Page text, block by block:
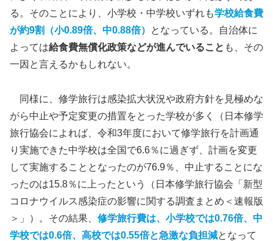
る。そのことにより、小学校・中学校いずれも学校給食費
が約9割（小0.89倍、中0.88倍）
となっている。自治体に
よっては給食費無償化政策などが進んでいること も、その
一因と言えるかもしれない。
同様に、修学旅行は感染拡大状況や政府方針を見極めな
がら中止や予定変更の措置をとった学校が多く（日本修学
旅行協会によれば、令和3年度において修学旅行を計画通
り実施できた中学校は全国で6.6％に過ぎず、計画を変更
して実施することとなったのが76.9％、中止することにな
ったのは15.8％に上ったという（日本修学旅行協会「新型
コロナウイルス感染症の影響に関する調査まとめ＜速報版
＞」）。その結果、 修学旅行費は、小学校では0.76倍、中
学校では0.6倍、高校では0.55倍と急激な負担減となって